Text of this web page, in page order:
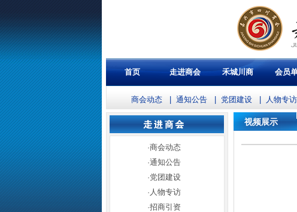
首页 走进商会 禾城川商 会员
商会动态 通知公告 党团建设 人物专访
·商会动态
·通知公告
·党团建设
· 人物专访
·招商引资
视频展示